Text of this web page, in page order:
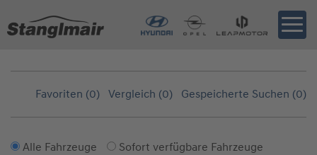
Favoriten (0) Vergleich (0) Gespeicherte Suchen (0)
Alle Fahrzeuge
Sofort verfügbare Fahrzeuge